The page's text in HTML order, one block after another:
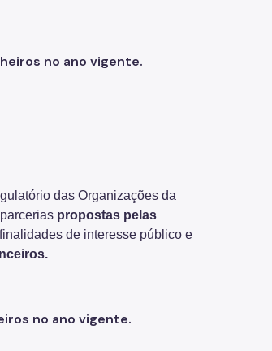
no ano vigente.
das Organizações da
propostas pelas
de interesse público e
no ano vigente.